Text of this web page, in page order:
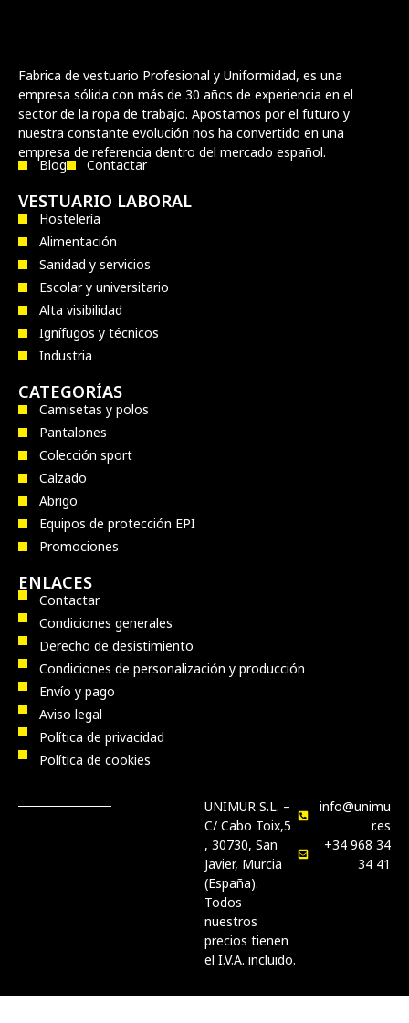
Fabrica de vestuario Profesional y Uniformidad, es una
empresa sólida con más de 30 años de experiencia en el
sector de la ropa de trabajo. Apostamos por el futuro y
nuestra constante evolución nos ha convertido en una
empresa de referencia dentro del mercado español.
Blog Contactar
VESTUARIO LABORAL
Hostelería
Alimentación
Sanidad y servicios
Escolar y universitario
Alta visibilidad
Ignífugos y técnicos
Industria
CATEGORÍAS
Camisetas y polos
Pantalones
Colección sport
Calzado
Abrigo
Equipos de protección EPI
Promociones
ENLACES
Contactar
Condiciones generales
Derecho de desistimiento
Condiciones de personalización y producción
Envío y pago
Aviso legal
Política de privacidad
Política de cookies
UNIMUR S.L. –
C/ Cabo Toix,5
, 30730, San
Javier, Murcia
(España).
Todos
nuestros
precios tienen
el I.V.A. incluido.
info@unimu
r.es
+34 968 34
34 41